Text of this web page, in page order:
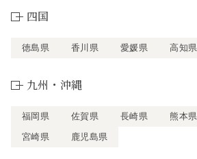
四国
徳島県 香川県 愛媛県 高知県
九州・沖縄
福岡県 佐賀県 長崎県 熊本県
宮崎県
鹿児島県